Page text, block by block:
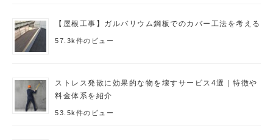
【屋根工事】ガルバリウム鋼板でのカバー工法を考える
57.3k件のビュー
ストレス発散に効果的な物を壊すサービス4選｜特徴や
料金体系を紹介
53.5k件のビュー